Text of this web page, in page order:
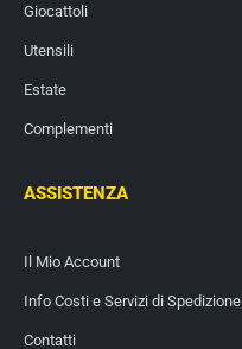
Giocattoli
Utensili
Estate
Complementi
ASSISTENZA
Il Mio Account
Info Costi e Servizi di Spedizione
Contatti